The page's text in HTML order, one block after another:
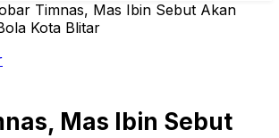
Timnas, Mas Ibin Sebut Akan
Kota Blitar
Mas Ibin Sebut